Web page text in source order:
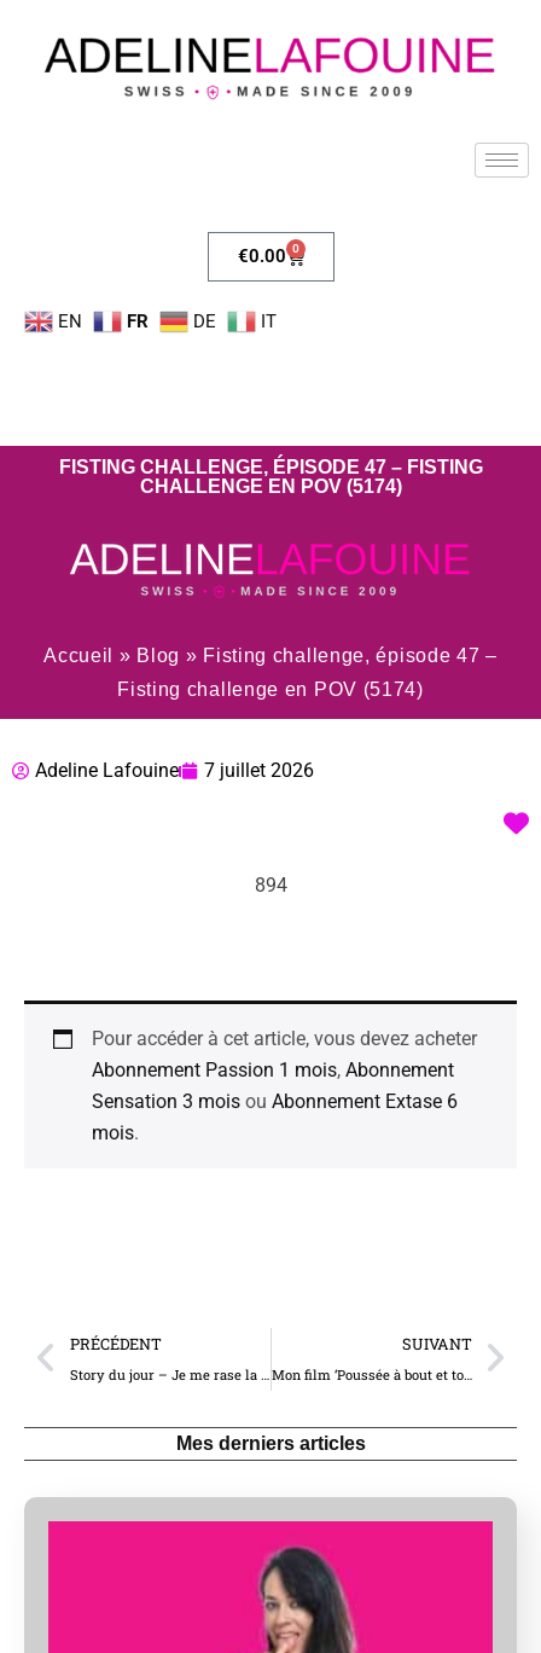
€0.00 0
EN FR DE IT
FISTING CHALLENGE, ÉPISODE 47 – FISTING
CHALLENGE EN POV (5174)
Accueil » Blog » Fisting challenge, épisode 47 –
Fisting challenge en POV (5174)
Adeline Lafouine 7 juillet 2026
894
Pour accéder à cet article, vous devez acheter
Abonnement Passion 1 mois, Abonnement
Sensation 3 mois ou Abonnement Extase 6
mois.
PRÉCÉDENT
Story du jour – Je me rase la chatte sous la douche (10394)
SUIVANT
Mon film ‘Poussée à bout et totalement dominée’ en téléchargement (5152)
Mes derniers articles